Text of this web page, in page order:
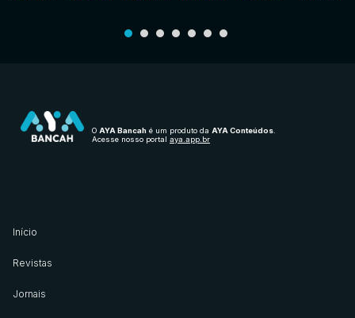
O AYA Bancah é um produto da AYA Conteúdos.
Acesse nosso portal aya.app.br
Início
Revistas
Jornais